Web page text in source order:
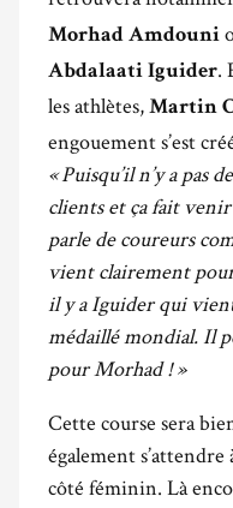
Morhad Amdouni
Abdalaati Iguider.
les athlètes, Martin
engouement s’est
« Puisqu’il n’y a pas
clients et ça fait
parle de coureurs
vient clairement
il y a Iguider qui
médaillé mondial. Il
pour Morhad ! »
Cette course sera
également
côté féminin. Là